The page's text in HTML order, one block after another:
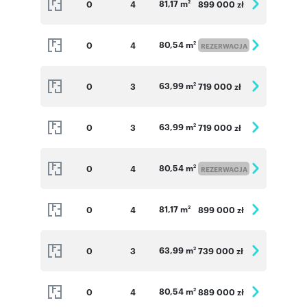
0 4 81,17 m2 899 000 zł
0 4 80,54 m2 REZERWACJA
0 3 63,99 m2 719 000 zł
0 3 63,99 m2 719 000 zł
0 4 80,54 m2 REZERWACJA
0 4 81,17 m2 899 000 zł
0 3 63,99 m2 739 000 zł
0 4 80,54 m2 889 000 zł